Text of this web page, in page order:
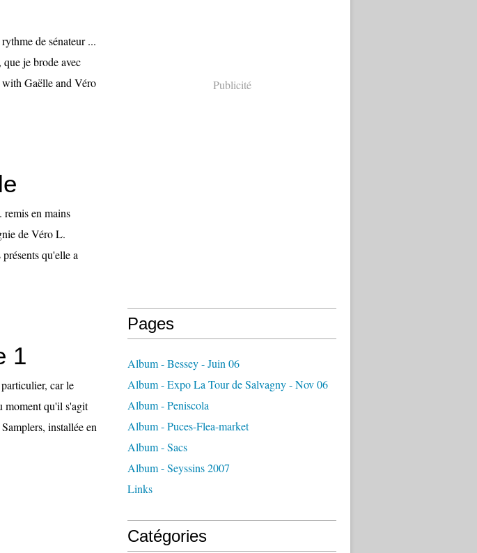
de sénateur ...
je brode avec
Gaëlle and Véro
en mains
de Véro L.
qu'elle a
1
car le
moment qu'il s'agit
installée en
Publicité
Pages
Album - Bessey - Juin 06
Album - Expo La Tour de Salvagny - Nov 06
Album - Peniscola
Album - Puces-Flea-market
Album - Sacs
Album - Seyssins 2007
Links
Catégories